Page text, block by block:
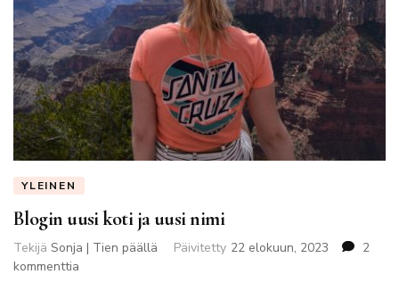
YLEINEN
Blogin uusi koti ja uusi nimi
Tekijä Sonja | Tien päällä Päivitetty 22 elokuun, 2023
2
kommenttia